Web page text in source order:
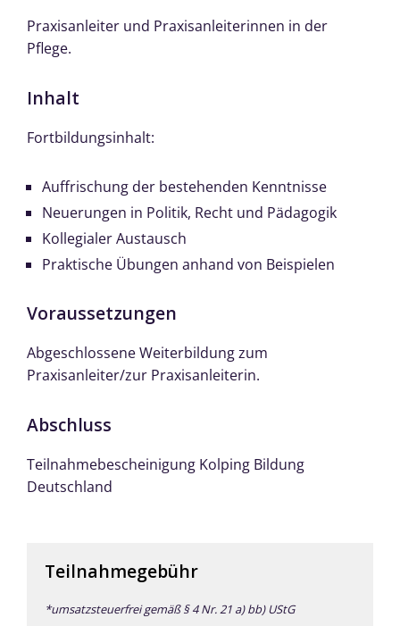
Praxisanleiter und Praxisanleiterinnen in der
Pflege.
Inhalt
Fortbildungsinhalt:
Auffrischung der bestehenden Kenntnisse
Neuerungen in Politik, Recht und Pädagogik
Kollegialer Austausch
Praktische Übungen anhand von Beispielen
Voraussetzungen
Abgeschlossene Weiterbildung zum
Praxisanleiter/zur Praxisanleiterin.
Abschluss
Teilnahmebescheinigung Kolping Bildung
Deutschland
Teilnahmegebühr
*umsatzsteuerfrei gemäß § 4 Nr. 21 a) bb) UStG